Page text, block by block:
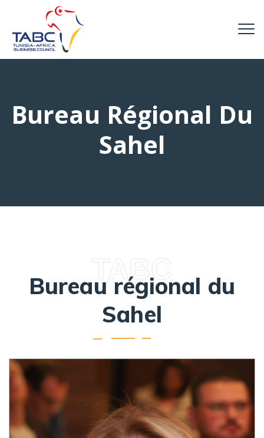
Bureau Régional Du
Sahel
TABC
Bureau régional du
Sahel